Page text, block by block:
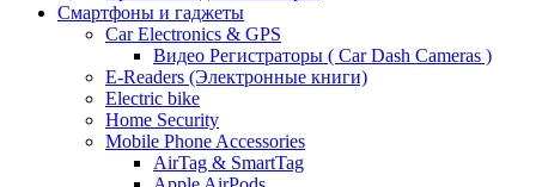
Смартфоны и гаджеты
Car Electronics & GPS
Видео Регистраторы ( Car Dash Cameras )
E-Readers (Электронные книги)
Electric bike
Home Security
Mobile Phone Accessories
AirTag & SmartTag